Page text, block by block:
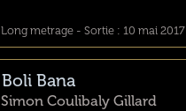
Long metrage - Sortie : 10 mai 2017
Boli Bana
Simon Coulibaly Gillard